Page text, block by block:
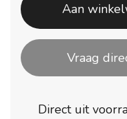
Aan
Vraag
Direct uit